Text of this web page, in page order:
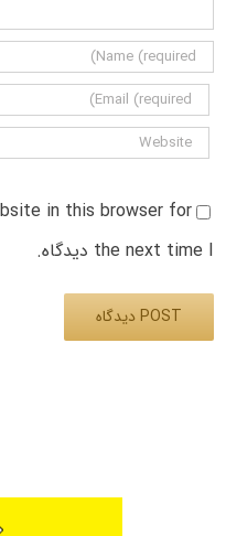
in this browser for
the next time I دیدگاه.